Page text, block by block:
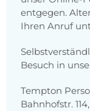
entgegen.
Ihren Anruf
Besuch in
Tempton
Bahnhofstr.